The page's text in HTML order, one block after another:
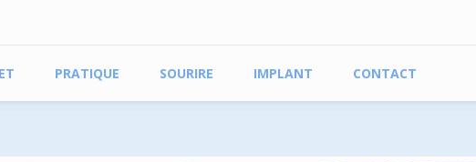
PRATIQUE SOURIRE IMPLANT CONTACT